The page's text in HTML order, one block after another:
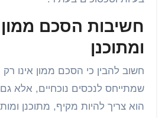
חשיבות הסכם
ומתוכנן
חשוב להבין כי הסכם ממון אינו
שמתייחס לנכסים נוכחיים, אלא גם
הוא צריך להיות מקיף, מתוכנן